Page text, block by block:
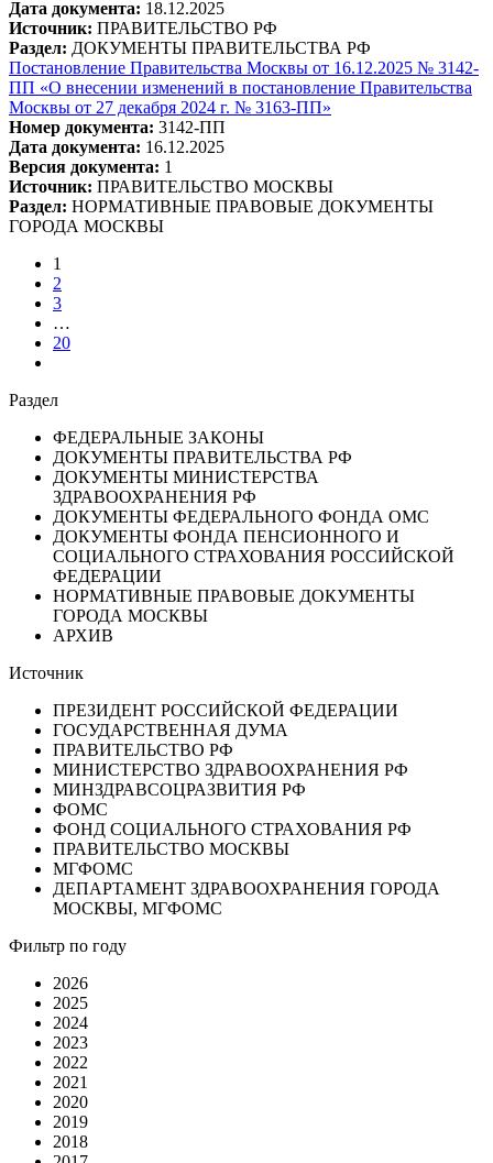
Дата документа: 18.12.2025
Источник: ПРАВИТЕЛЬСТВО РФ
Раздел: ДОКУМЕНТЫ ПРАВИТЕЛЬСТВА РФ
Постановление Правительства Москвы от 16.12.2025 № 3142-
ПП «О внесении изменений в постановление Правительства
Москвы от 27 декабря 2024 г. № 3163-ПП»
Номер документа: 3142-ПП
Дата документа: 16.12.2025
Версия документа: 1
Источник: ПРАВИТЕЛЬСТВО МОСКВЫ
Раздел: НОРМАТИВНЫЕ ПРАВОВЫЕ ДОКУМЕНТЫ
ГОРОДА МОСКВЫ
1
2
3
…
20
Раздел
ФЕДЕРАЛЬНЫЕ ЗАКОНЫ
ДОКУМЕНТЫ ПРАВИТЕЛЬСТВА РФ
ДОКУМЕНТЫ МИНИСТЕРСТВА
ЗДРАВООХРАНЕНИЯ РФ
ДОКУМЕНТЫ ФЕДЕРАЛЬНОГО ФОНДА ОМС
ДОКУМЕНТЫ ФОНДА ПЕНСИОННОГО И
СОЦИАЛЬНОГО СТРАХОВАНИЯ РОССИЙСКОЙ
ФЕДЕРАЦИИ
НОРМАТИВНЫЕ ПРАВОВЫЕ ДОКУМЕНТЫ
ГОРОДА МОСКВЫ
АРХИВ
Источник
ПРЕЗИДЕНТ РОССИЙСКОЙ ФЕДЕРАЦИИ
ГОСУДАРСТВЕННАЯ ДУМА
ПРАВИТЕЛЬСТВО РФ
МИНИСТЕРСТВО ЗДРАВООХРАНЕНИЯ РФ
МИНЗДРАВСОЦРАЗВИТИЯ РФ
ФОМС
ФОНД СОЦИАЛЬНОГО СТРАХОВАНИЯ РФ
ПРАВИТЕЛЬСТВО МОСКВЫ
МГФОМС
ДЕПАРТАМЕНТ ЗДРАВООХРАНЕНИЯ ГОРОДА
МОСКВЫ, МГФОМС
Фильтр по году
2026
2025
2024
2023
2022
2021
2020
2019
2018